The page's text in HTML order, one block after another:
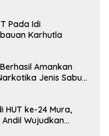
Pada Idi
Karhutla
Amankan
Jenis Sabu
HUT ke-24 Mura,